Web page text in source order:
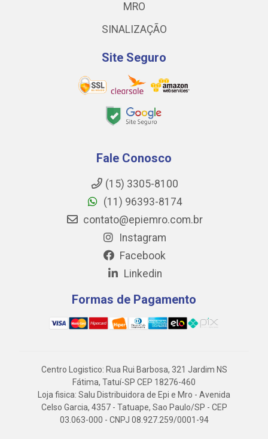
MRO
SINALIZAÇÃO
Site Seguro
Fale Conosco
(15) 3305-8100
(11) 96393-8174
contato@epiemro.com.br
Instagram
Facebook
Linkedin
Formas de Pagamento
Centro Logistico: Rua Rui Barbosa, 321 Jardim NS
Fátima, Tatuí-SP CEP 18276-460
Loja fisica: Salu Distribuidora de Epi e Mro - Avenida
Celso Garcia, 4357 - Tatuape, Sao Paulo/SP - CEP
03.063-000 - CNPJ 08.927.259/0001-94